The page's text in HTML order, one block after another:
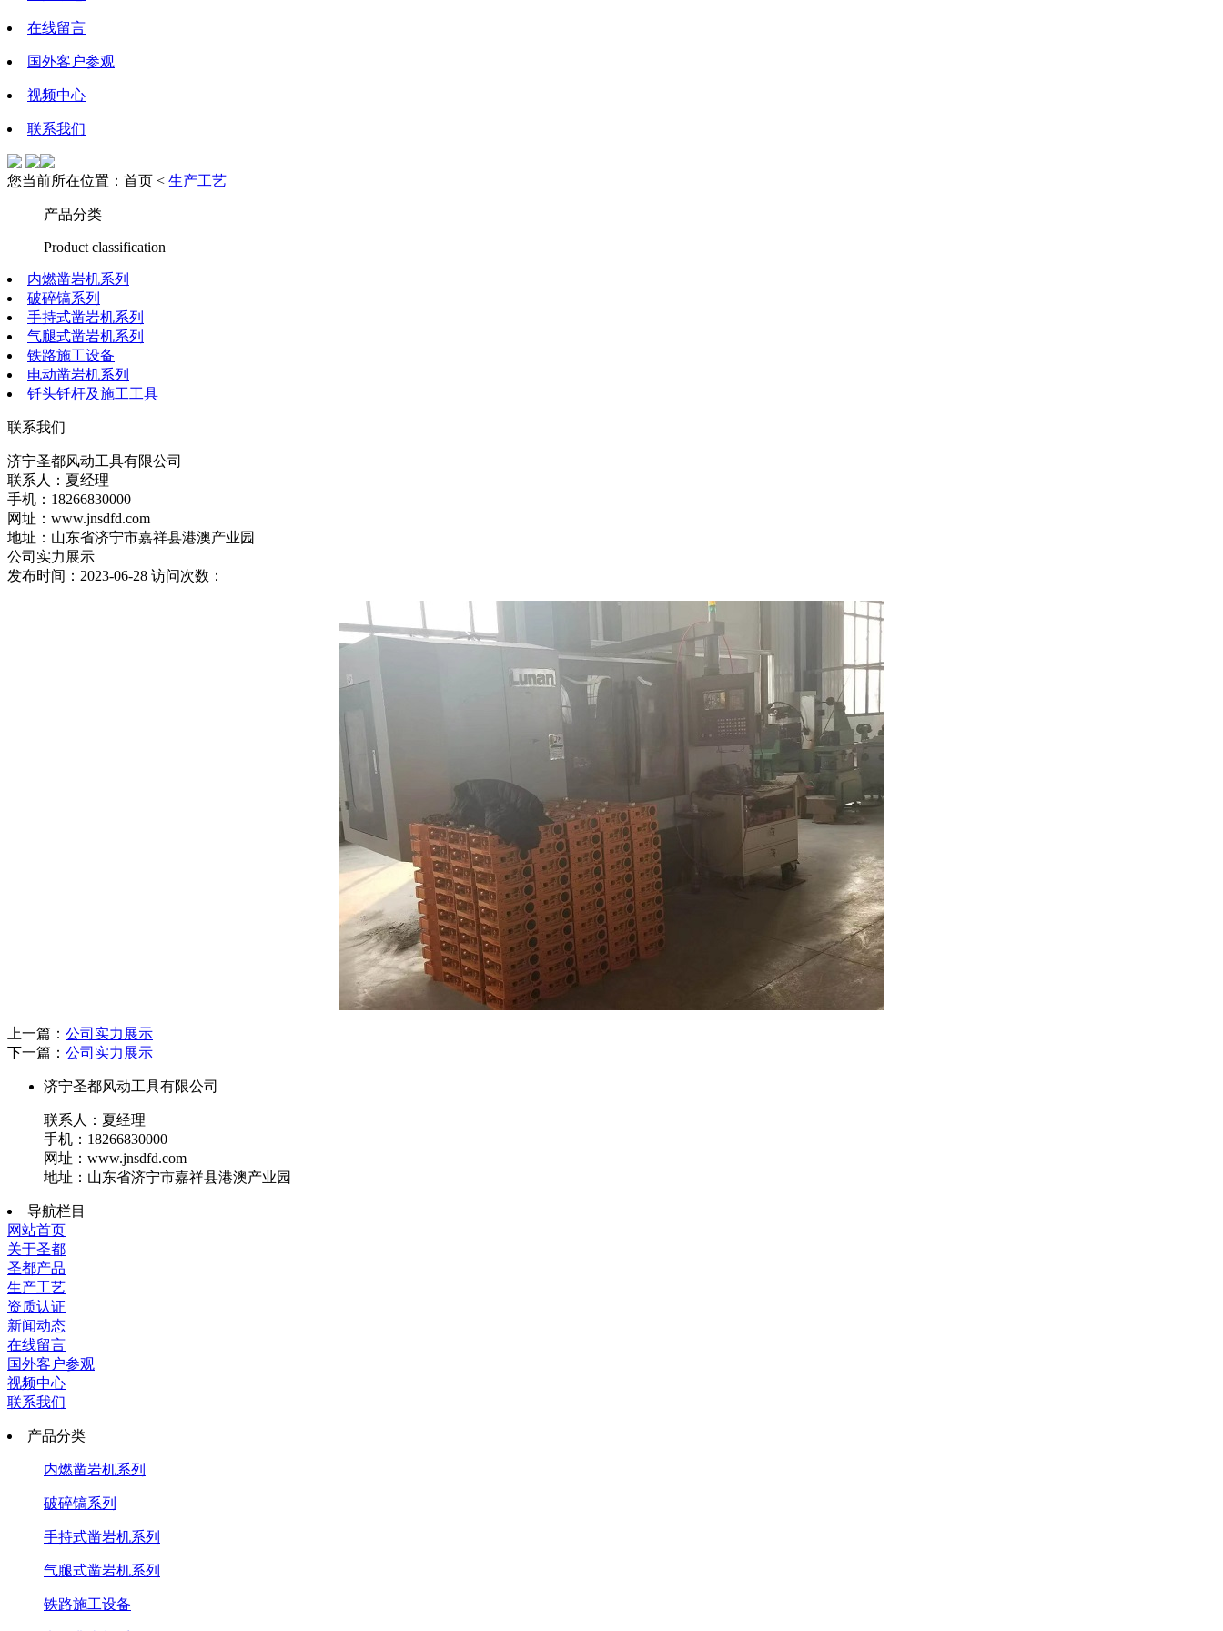
在线留言
国外客户参观
视频中心
联系我们
您当前所在位置：首页 < 生产工艺
产品分类
Product classification
内燃凿岩机系列
破碎镐系列
手持式凿岩机系列
气腿式凿岩机系列
铁路施工设备
电动凿岩机系列
钎头钎杆及施工工具
联系我们
济宁圣都风动工具有限公司
联系人：夏经理
手机：18266830000
网址：www.jnsdfd.com
地址：山东省济宁市嘉祥县港澳产业园
公司实力展示
发布时间：2023-06-28 访问次数：
上一篇： 公司实力展示
下一篇： 公司实力展示
济宁圣都风动工具有限公司
联系人：夏经理
手机：18266830000
网址：www.jnsdfd.com
地址：山东省济宁市嘉祥县港澳产业园
导航栏目
网站首页
关于圣都
圣都产品
生产工艺
资质认证
新闻动态
在线留言
国外客户参观
视频中心
联系我们
产品分类
内燃凿岩机系列
破碎镐系列
手持式凿岩机系列
气腿式凿岩机系列
铁路施工设备